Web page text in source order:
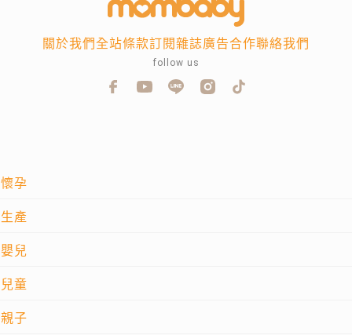
懷孕
生產
嬰兒
兒童
親子
關於我們全站條款訂閱雜誌廣告合作聯絡我們
follow us